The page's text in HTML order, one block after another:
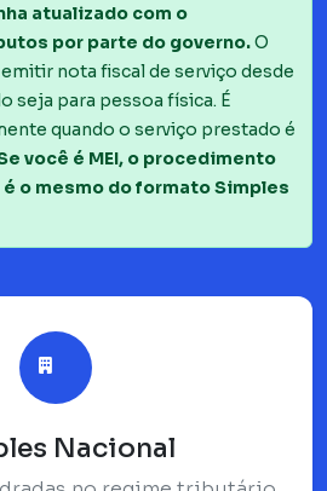
atualizado com o
por parte do governo.O
nota fiscal de serviço desde
seja para pessoa física. É
quando o serviço prestado é
você é MEI, o procedimento
o mesmo do formato Simples
Nacional